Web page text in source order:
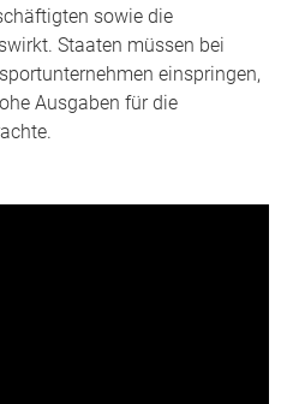
sowie die
Staaten müssen bei
einspringen,
Ausgaben für die